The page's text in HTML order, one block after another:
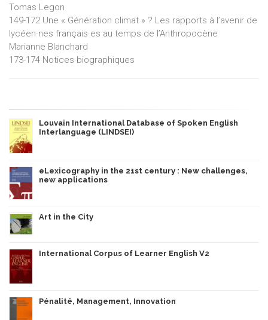
Tomas Legon
149-172 Une « Génération climat » ? Les rapports à l’avenir de
lycéen·nes français·es au temps de l’Anthropocène
Marianne Blanchard
173-174 Notices biographiques
Louvain International Database of Spoken English
Interlanguage (LINDSEI)
eLexicography in the 21st century : New challenges,
new applications
Art in the City
International Corpus of Learner English V2
Pénalité, Management, Innovation